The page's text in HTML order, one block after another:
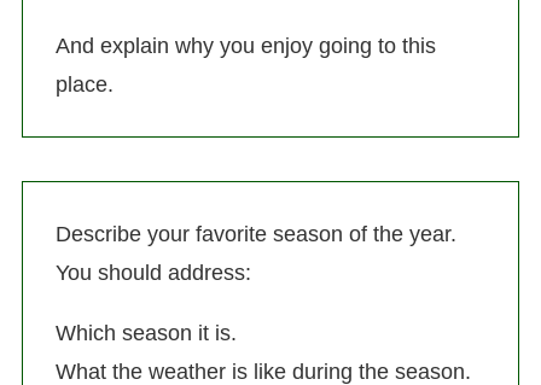
And explain why you enjoy going to this
place.
Describe your favorite season of the year.
You should address:
Which season it is.
What the weather is like during the season.